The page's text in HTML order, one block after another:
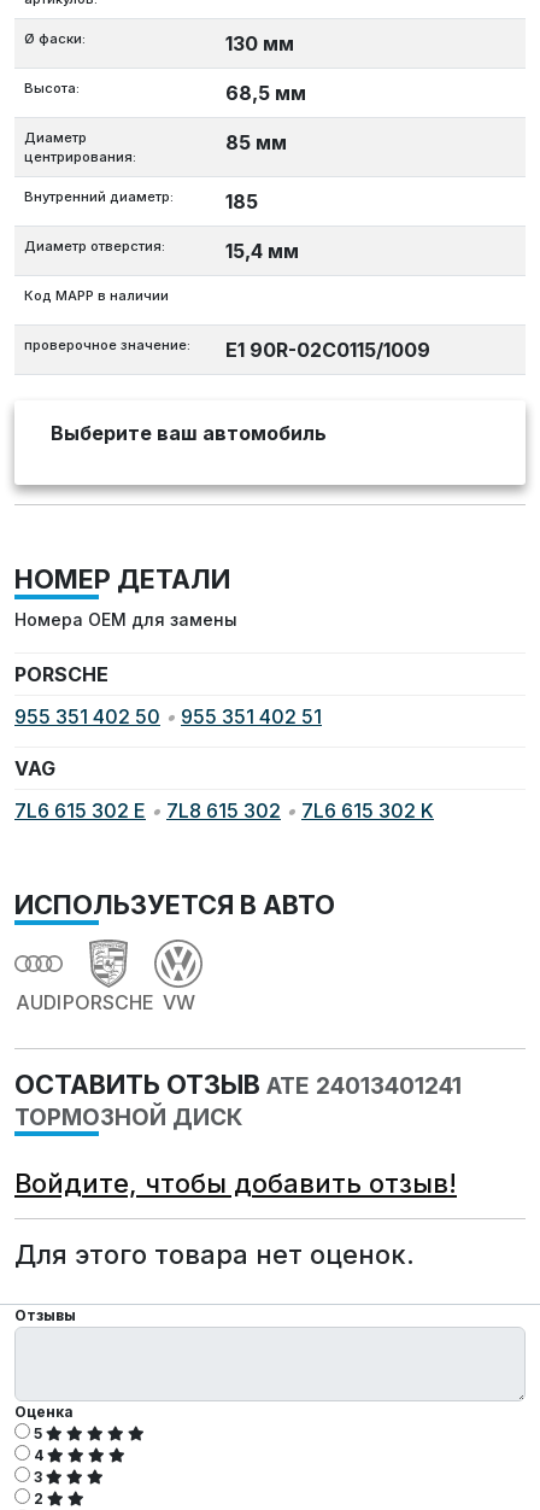
Ø фаски: 130 мм
Высота: 68,5 мм
Диаметр
центрирования:
85 мм
Внутренний диаметр: 185
Диаметр отверстия: 15,4 мм
Код MAPP в наличии
проверочное значение: E1 90R-02C0115/1009
Выберите ваш автомобиль
НОМЕР ДЕТАЛИ
Номера OEM для замены
PORSCHE
955 351 402 50 • 955 351 402 51
VAG
7L6 615 302 E • 7L8 615 302 • 7L6 615 302 K
ИСПОЛЬЗУЕТСЯ В АВТО
AUDIPORSCHE VW
ОСТАВИТЬ ОТЗЫВ ATE 24013401241
ТОРМОЗНОЙ ДИСК
Войдите, чтобы добавить отзыв!
Для этого товара нет оценок.
Отзывы
Оценка
5
4
3
2